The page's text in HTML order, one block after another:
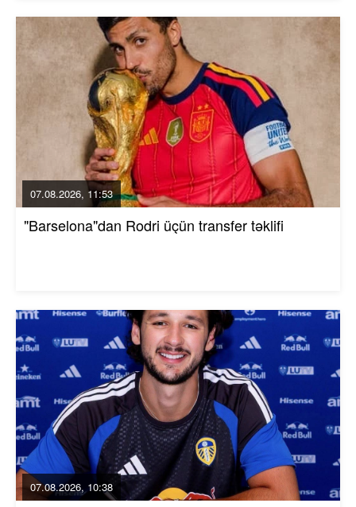
07.08.2026, 11:53
"Barselona"dan Rodri üçün transfer təklifi
07.08.2026, 10:38